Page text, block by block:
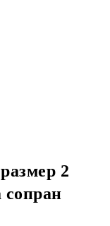
2
сопран